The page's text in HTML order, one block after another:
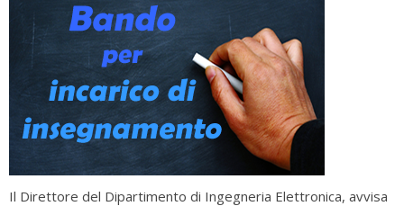
Il Direttore del Dipartimento di Ingegneria Elettronica, avvisa